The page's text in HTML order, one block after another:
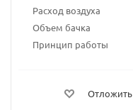
Расход воздуха
Объем бачка
Принцип работы
Отложить